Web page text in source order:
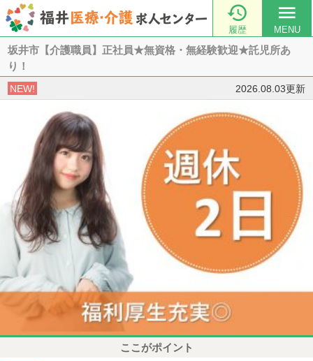

履歴
menu
MENU
坂井市【介護職員】正社員★無資格・無経験歓迎★託児所あ
り！
NEW! 2026.08.03更新
ここがポイント